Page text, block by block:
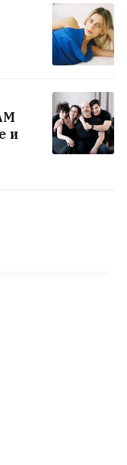
и
полиса
себя в
но